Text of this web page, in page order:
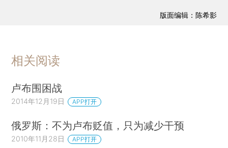
版面编辑：陈希影
相关阅读
卢布围困战
2014年12月19日 APP打开
俄罗斯：不为卢布贬值，只为减少干预
2010年11月28日 APP打开